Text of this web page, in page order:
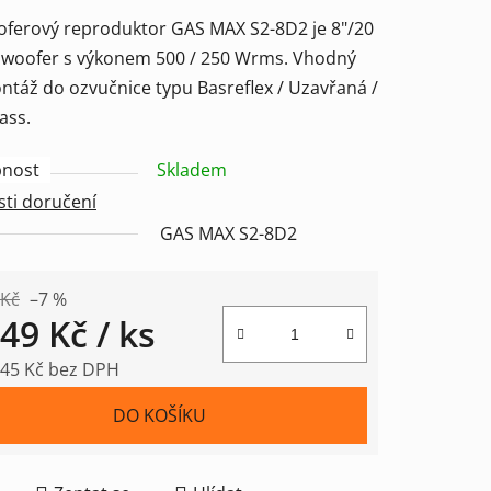
reproduktor GAS MAX S2-8D2 je 8"/20
s výkonem 500 / 250 Wrms. Vhodný
do ozvučnice typu Basreflex / Uzavřaná /
Skladem
doručení
GAS MAX S2-8D2
–7 %
Kč / ks
Kč bez DPH
DO KOŠÍKU